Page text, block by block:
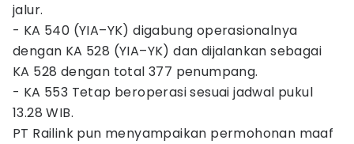
jalur.
- KA 540 (YIA–YK) digabung operasionalnya
dengan KA 528 (YIA–YK) dan dijalankan sebagai
KA 528 dengan total 377 penumpang.
- KA 553 Tetap beroperasi sesuai jadwal pukul
13.28 WIB.
PT Railink pun menyampaikan permohonan maaf